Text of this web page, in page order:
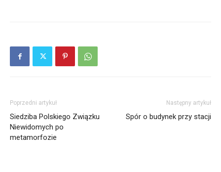
Poprzedni artykuł
Siedziba Polskiego Związku
Niewidomych po
metamorfozie
Następny artykuł
Spór o budynek przy stacji